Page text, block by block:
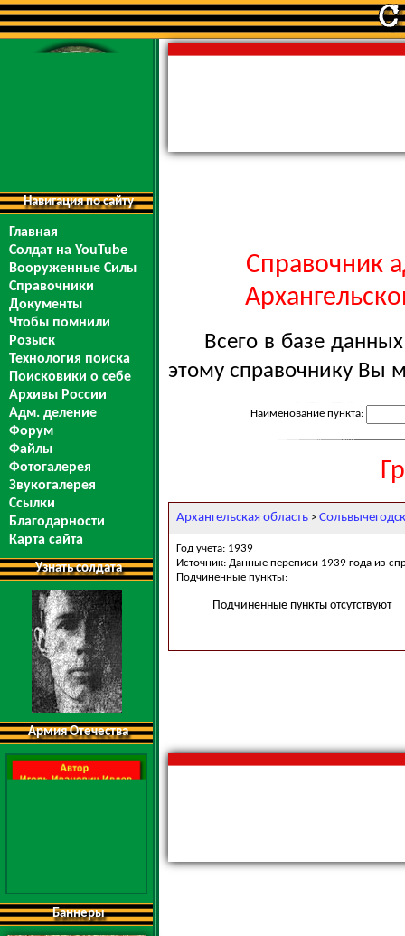
Навигация по сайту
Главная
Солдат на YouTube
Вооруженные Силы
Справочники
Документы
Чтобы помнили
Розыск
Технология поиска
Поисковики о себе
Архивы России
Адм. деление
Форум
Файлы
Фотогалерея
Звукогалерея
Ссылки
Благодарности
Карта сайта
Узнать солдата
Армия Отечества
Баннеры
Справочник
Всего в базе
этому справочнику Вы
Наименование пункта:
Архангельская область >
Год учета: 1939
Источник: Данные переписи 1939 года из
Подчиненные пункты:
Подчиненные пункты отсутствуют